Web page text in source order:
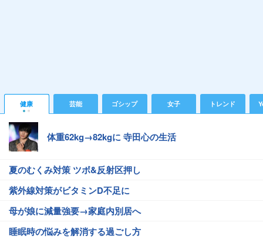
健康 芸能 ゴシップ 女子 トレンド
体重62kg→82kgに 寺田心の生活
夏のむくみ対策 ツボ&反射区押し
紫外線対策がビタミンD不足に
母が娘に減量強要→家庭内別居へ
睡眠時の悩みを解消する過ごし方